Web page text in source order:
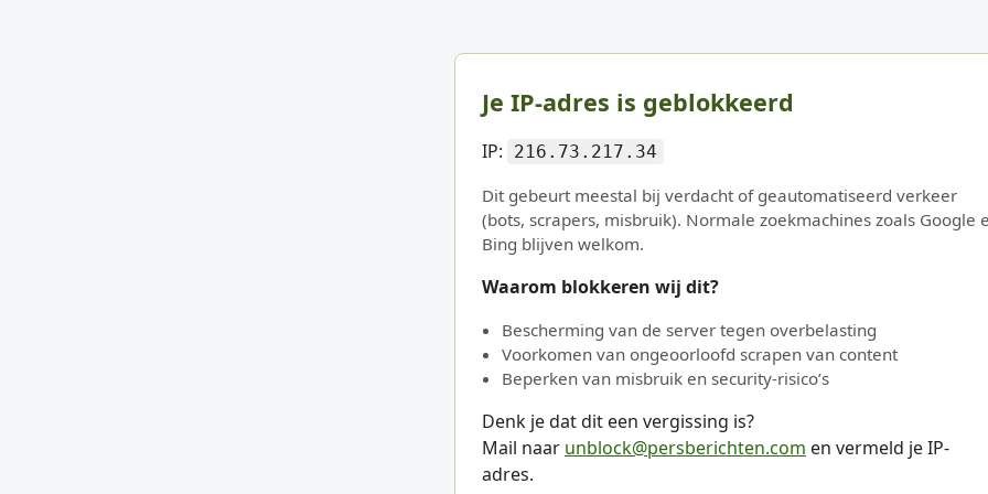
Je IP-adres is geblokkeerd
IP: 216.73.217.34
Dit gebeurt meestal bij verdacht of geautomatiseerd verkeer
(bots, scrapers, misbruik). Normale zoekmachines zoals Google
Bing blijven welkom.
Waarom blokkeren wij dit?
Bescherming van de server tegen overbelasting
Voorkomen van ongeoorloofd scrapen van content
Beperken van misbruik en security-risico’s
Denk je dat dit een vergissing is?
Mail naar unblock@persberichten.com en vermeld je IP-
adres.